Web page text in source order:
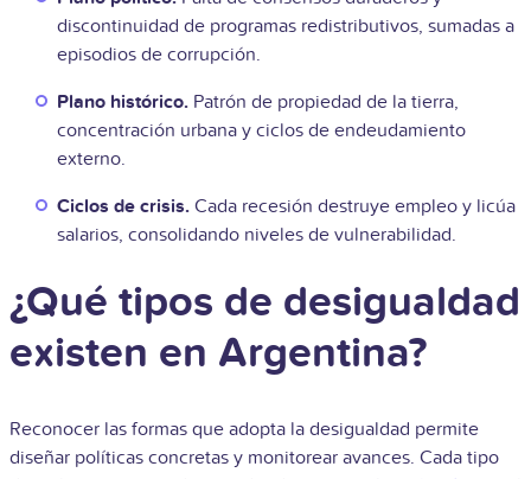
discontinuidad de programas redistributivos, sumadas a
episodios de corrupción.
Plano histórico. Patrón de propiedad de la tierra,
concentración urbana y ciclos de endeudamiento
externo.
Ciclos de crisis. Cada recesión destruye empleo y licúa
salarios, consolidando niveles de vulnerabilidad.
¿Qué tipos de desigualdad
existen en Argentina?
Reconocer las formas que adopta la desigualdad permite
diseñar políticas concretas y monitorear avances. Cada tipo